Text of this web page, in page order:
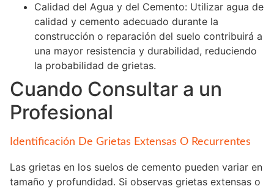
Calidad del Agua y del Cemento: Utilizar agua de
calidad y cemento adecuado durante la
construcción o reparación del suelo contribuirá a
una mayor resistencia y durabilidad, reduciendo
la probabilidad de grietas.
Cuando Consultar a un
Profesional
Identificación De Grietas Extensas O Recurrentes
Las grietas en los suelos de cemento pueden variar en
tamaño y profundidad. Si observas grietas extensas o